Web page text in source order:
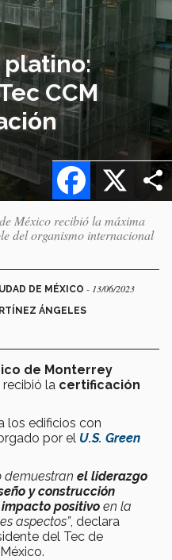
CCM
X
Facebook
México recibió la máxima
del organismo internacional
DE MÉXICO - 13/06/2023
ÁNGELES
de Monterrey
recibió la certificación
los edificios con
por el U.S. Green
demuestran el liderazgo
y construcción
impacto positivo en la
aspectos”, declara
del Tec de